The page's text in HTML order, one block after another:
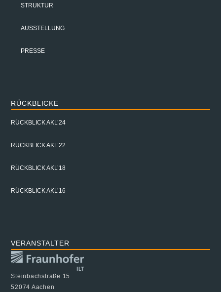
STRUKTUR
AUSSTELLUNG
PRESSE
RÜCKBLICKE
RÜCKBLICK AKL’24
RÜCKBLICK AKL’22
RÜCKBLICK AKL’18
RÜCKBLICK AKL’16
VERANSTALTER
Steinbachstraße 15
52074 Aachen